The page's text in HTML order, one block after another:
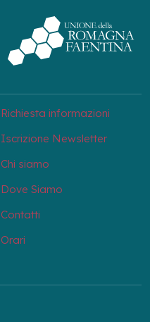
Richiesta informazioni
Iscrizione Newsletter
Chi siamo
Dove Siamo
Contatti
Orari